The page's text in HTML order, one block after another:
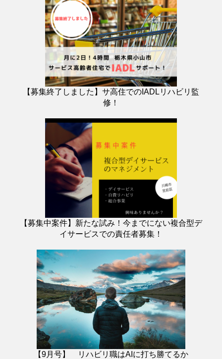
【募集終了しました】サ高住でのIADLリハビリ監
修！
【募集中案件】新たな試み！今までにない複合型デ
イサービスでの責任者募集！
【9月号】 リハビリ職はAIに打ち勝てるか